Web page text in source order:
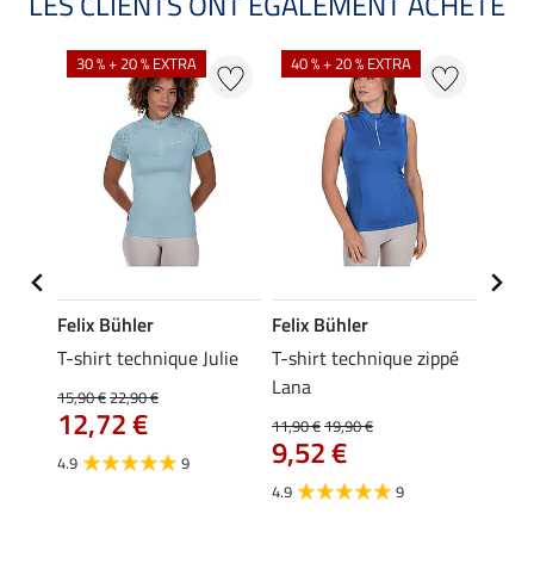
30 % + 20 % EXTRA
Felix Bühler
T-shirt technique Julie
15,90 €22,90 €
12,72 €
4.9 9
40 % + 20 % EXTRA
Felix Bühler
T-shirt technique zippé
Lana
11,90 €19,90 €
9,52 €
4.9 9